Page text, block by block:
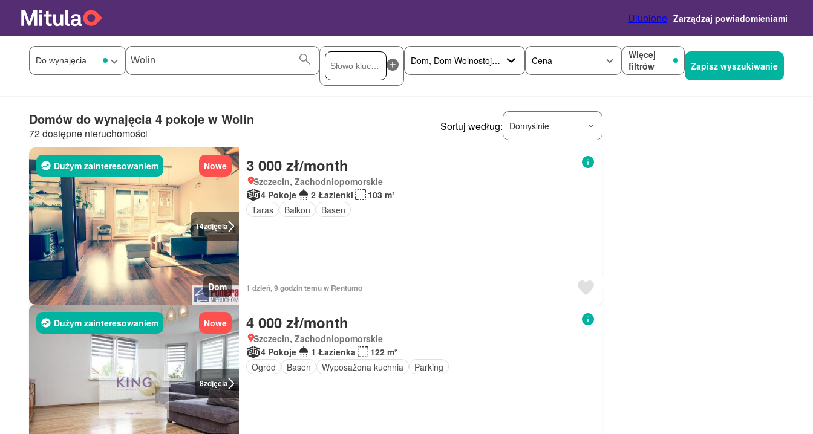
Ulubione Zarządzaj powiadomieniami
Cena
Więcej
filtrów
Zapisz wyszukiwanie
Domów do wynajęcia 4 pokoje w Wolin
72 dostępne nieruchomości
Sortuj według: Domyślnie
14zdjęcia
Dużym zainteresowaniem Nowe
Dom
3 000 zł/month
Szczecin, Zachodniopomorskie
4 Pokoje
2 Łazienki
103 m²
Taras
Balkon Basen
1 dzień, 9 godzin temu w Rentumo
8zdjęcia
Dużym zainteresowaniem Nowe 4 000 zł/month
Szczecin, Zachodniopomorskie
4 Pokoje
1 Łazienka
122 m²
Ogród
Basen Wyposażona kuchnia Parking